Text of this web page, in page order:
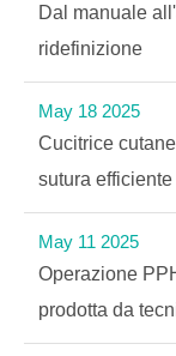
Dal manuale
ridefinizione
May 18 2025
Cucitrice
sutura efficiente
May 11 2025
Operazione
prodotta da